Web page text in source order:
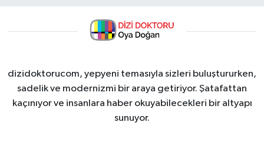
dizidoktorucom, yepyeni temasıyla sizleri buluştururken,
sadelik ve modernizmi bir araya getiriyor. Şatafattan
kaçınıyor ve insanlara haber okuyabilecekleri bir altyapı
sunuyor.